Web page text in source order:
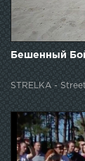
Бешенный
STRELKA -